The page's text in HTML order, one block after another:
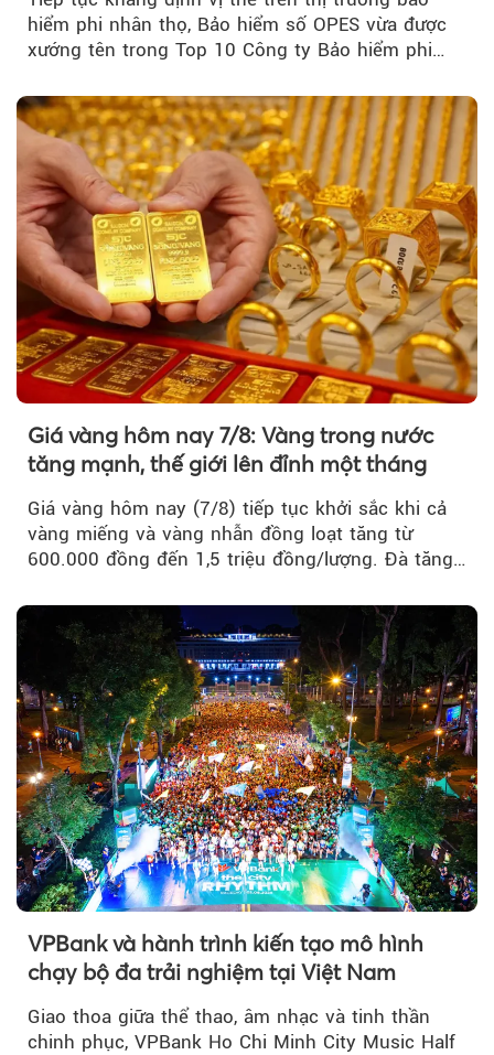
hiểm phi nhân thọ, Bảo hiểm số OPES vừa được
xướng tên trong Top 10 Công ty Bảo hiểm phi
Giá vàng hôm nay 7/8: Vàng trong nước
tăng mạnh, thế giới lên đỉnh một tháng
Giá vàng hôm nay (7/8) tiếp tục khởi sắc khi cả
vàng miếng và vàng nhẫn đồng loạt tăng từ
600.000 đồng đến 1,5 triệu đồng/lượng. Đà tăng
vàng thế giới bứt phá lên mức cao nhất trong
một tháng.
VPBank và hành trình kiến tạo mô hình
chạy bộ đa trải nghiệm tại Việt Nam
Giao thoa giữa thể thao, âm nhạc và tinh thần
chinh phục, VPBank Ho Chi Minh City Music Half